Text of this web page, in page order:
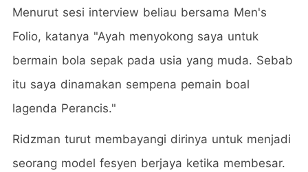
Menurut sesi interview beliau bersama Men's
Folio, katanya "Ayah menyokong saya untuk
bermain bola sepak pada usia yang muda. Sebab
itu saya dinamakan sempena pemain boal
lagenda Perancis."
Ridzman turut membayangi dirinya untuk menjadi
seorang model fesyen berjaya ketika membesar.